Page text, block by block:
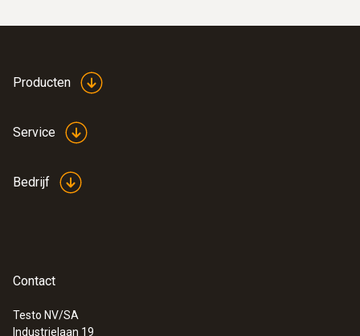
Producten
Service
Bedrijf
Contact
Testo NV/SA
Industrielaan 19